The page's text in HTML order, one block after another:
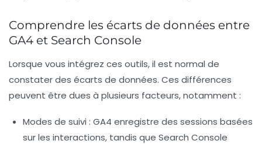
Comprendre les écarts de données entre
GA4 et Search Console
Lorsque vous intégrez ces outils, il est normal de
constater des écarts de données. Ces différences
peuvent être dues à plusieurs facteurs, notamment :
Modes de suivi : GA4 enregistre des sessions basées
sur les interactions, tandis que Search Console